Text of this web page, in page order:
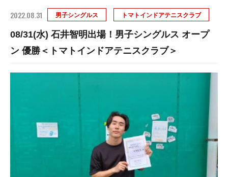
2022.08.31 男子シングルス トマトインドアテニスクラブ
08/31(水) 石井智明出場！男子シングルス オープ
ン 優勝＜トマトインドアテニスクラブ＞